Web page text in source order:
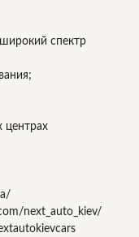
спектр
центрах
next_auto_kiev/